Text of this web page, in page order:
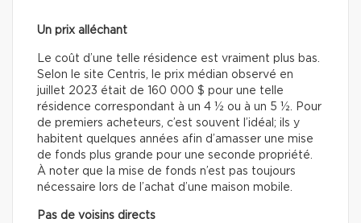
Un prix alléchant
Le coût d’une telle résidence est vraiment plus bas.
Selon le site Centris, le prix médian observé en
juillet 2023 était de 160 000 $ pour une telle
résidence correspondant à un 4 ½ ou à un 5 ½. Pour
de premiers acheteurs, c’est souvent l’idéal; ils y
habitent quelques années afin d’amasser une mise
de fonds plus grande pour une seconde propriété.
À noter que la mise de fonds n’est pas toujours
nécessaire lors de l’achat d’une maison mobile.
Pas de voisins directs